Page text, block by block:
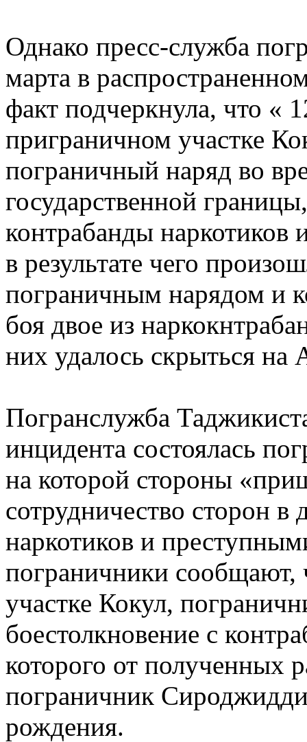
Однако пресс-служба
марта в
факт подчеркнула, что «
приграничном участке
пограничный наряд во
государственной
контрабанды наркотиков
в результате чего
пограничным нарядом и
боя двое из
них удалось скрыться на
Погранслужба
инцидента состоялась
на которой стороны
сотрудничество сторон в
наркотиков и
пограничники сообщают,
участке Кокул,
боестолкновение с
которого от полученных
пограничник
рождения.